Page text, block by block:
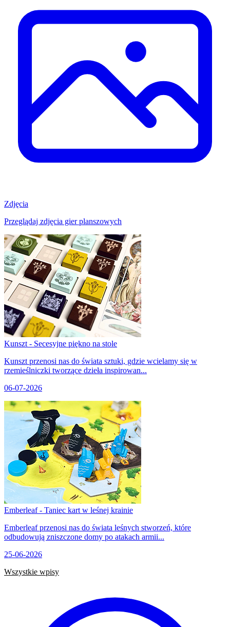
Zdjęcia
Przeglądaj zdjęcia gier planszowych
Kunszt - Secesyjne piękno na stole
Kunszt przenosi nas do świata sztuki, gdzie wcielamy się w
rzemieślniczki tworzące dzieła inspirowan...
06-07-2026
Emberleaf - Taniec kart w leśnej krainie
Emberleaf przenosi nas do świata leśnych stworzeń, które
odbudowują zniszczone domy po atakach armii...
25-06-2026
Wszystkie wpisy